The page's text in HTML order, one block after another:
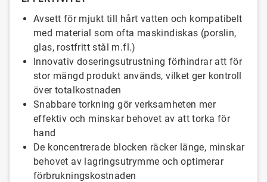
Avsett för mjukt till hårt vatten och kompatibelt
med material som ofta maskindiskas (porslin,
glas, rostfritt stål m.fl.)
Innovativ doseringsutrustning förhindrar att för
stor mängd produkt används, vilket ger kontroll
över totalkostnaden
Snabbare torkning gör verksamheten mer
effektiv och minskar behovet av att torka för
hand
De koncentrerade blocken räcker länge, minskar
behovet av lagringsutrymme och optimerar
förbrukningskostnaden